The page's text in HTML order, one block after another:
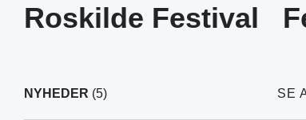
Roskilde Festival
NYHEDER (5) SE